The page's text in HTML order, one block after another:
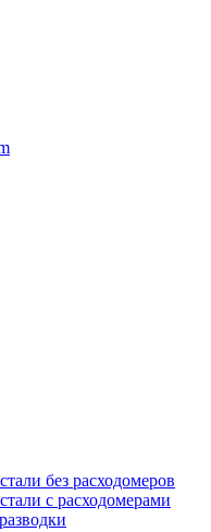
без расходомеров
с расходомерами